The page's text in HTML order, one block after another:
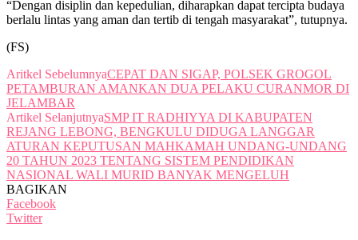
“Dengan disiplin dan kepedulian, diharapkan dapat tercipta budaya
berlalu lintas yang aman dan tertib di tengah masyarakat”, tutupnya.
(FS)
Aritkel SebelumnyaCEPAT DAN SIGAP, POLSEK GROGOL
PETAMBURAN AMANKAN DUA PELAKU CURANMOR DI
JELAMBAR
Artikel SelanjutnyaSMP IT RADHIYYA DI KABUPATEN
REJANG LEBONG, BENGKULU DIDUGA LANGGAR
ATURAN KEPUTUSAN MAHKAMAH UNDANG-UNDANG
20 TAHUN 2023 TENTANG SISTEM PENDIDIKAN
NASIONAL WALI MURID BANYAK MENGELUH
BAGIKAN
Facebook
Twitter